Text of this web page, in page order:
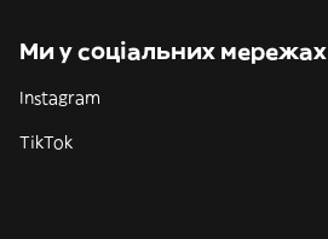
Ми у соціальних мережах
Instagram
TikTok